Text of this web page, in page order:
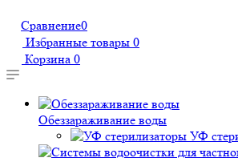
Сравнение0
Избранные товары 0
Корзина 0
Обеззараживание воды
УФ